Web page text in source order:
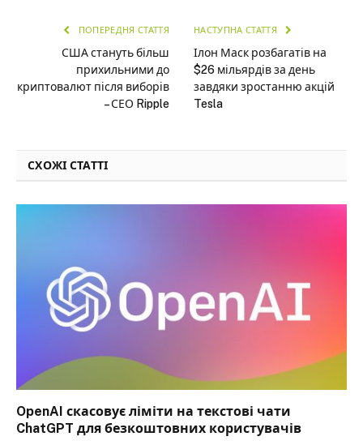
ПОПЕРЕДНЯ СТАТТЯ
США стануть більш
прихильними до
криптовалют після виборів
– СЕО Ripple
НАСТУПНА СТАТТЯ
Ілон Маск розбагатів на
$26 мільярдів за день
завдяки зростанню акцій
Tesla
СХОЖІ СТАТТІ
OpenAI скасовує ліміти на текстові чати
ChatGPT для безкоштовних користувачів